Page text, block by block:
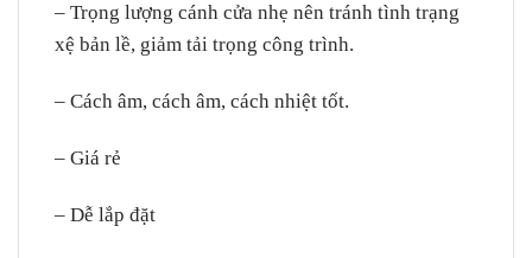
– Trọng lượng cánh cửa nhẹ nên tránh tình trạng
xệ bản lề, giảm tải trọng công trình.
– Cách âm, cách âm, cách nhiệt tốt.
– Giá rẻ
– Dễ lắp đặt